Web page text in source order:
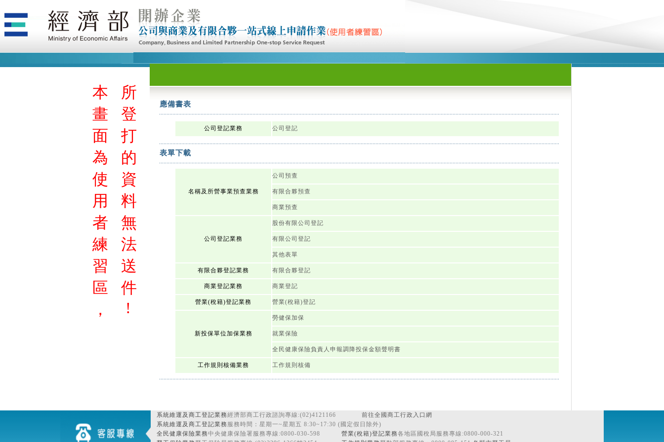
本
畫
面
為
使
用
者
練
習
區
，
所
登
打
的
資
料
無
法
送
件
!
應備書表
公司登記業務 公司登記
表單下載
名稱及所營事業預查業務
公司預查
有限合夥預查
商業預查
公司登記業務
股份有限公司登記
有限公司登記
其他表單
有限合夥登記業務 有限合夥登記
商業登記業務 商業登記
營業(稅籍)登記業務 營業(稅籍)登記
新投保單位加保業務
勞健保加保
就業保險
全民健康保險負責人申報調降投保金額聲明書
工作規則核備業務 工作規則核備
系統維運及商工登記業務經濟部商工行政諮詢專線:(02)4121166 前往全國商工行政入口網
系統維運及商工登記業務 服務時間：星期一~星期五 8:30~17:30 (國定假日除外)
全民健康保險業務中央健康保險署服務專線:0800-030-598 營業(稅籍)登記業務各地區國稅局服務專線:0800-000-321